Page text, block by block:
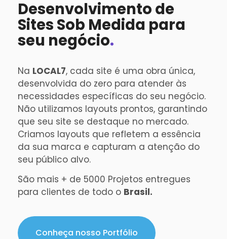
Desenvolvimento de
Sites Sob Medida para
seu negócio.
Na LOCAL7, cada site é uma obra única,
desenvolvida do zero para atender às
necessidades específicas do seu negócio.
Não utilizamos layouts prontos, garantindo
que seu site se destaque no mercado.
Criamos layouts que refletem a essência
da sua marca e capturam a atenção do
seu público alvo.
São mais + de 5000 Projetos entregues
para clientes de todo o Brasil.
Conheça nosso Portfólio